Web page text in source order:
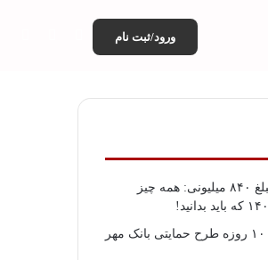
ورود/ثبت نام
از صف طولانی تا مبلغ ۸۴۰ میلیونی: همه چیز
آشنایی با وام فوری ۱۰ روزه طرح حمایتی بانک مهر